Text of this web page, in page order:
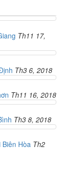
Th11 17,
Th3 6, 2018
Th11 16, 2018
Th3 8, 2018
Hòa Th2